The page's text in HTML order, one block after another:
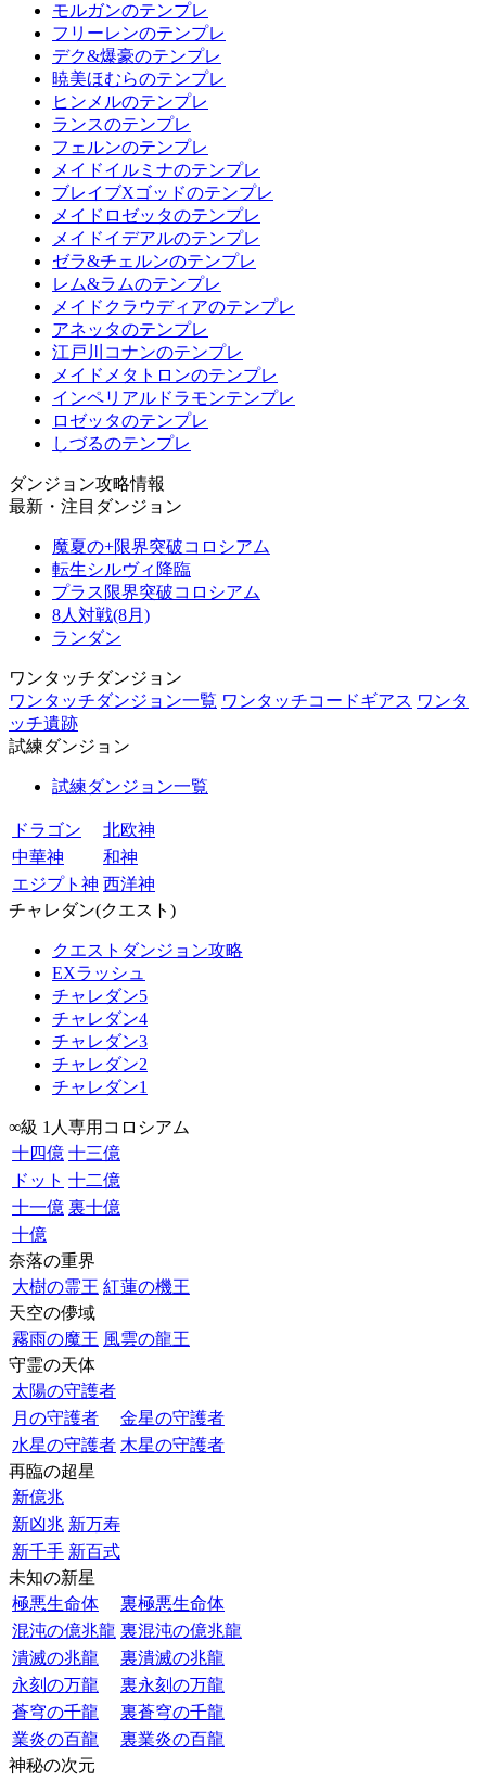
モルガンのテンプレ
フリーレンのテンプレ
デク&爆豪のテンプレ
暁美ほむらのテンプレ
ヒンメルのテンプレ
ランスのテンプレ
フェルンのテンプレ
メイドイルミナのテンプレ
ブレイブXゴッドのテンプレ
メイドロゼッタのテンプレ
メイドイデアルのテンプレ
ゼラ&チェルンのテンプレ
レム&ラムのテンプレ
メイドクラウディアのテンプレ
アネッタのテンプレ
江戸川コナンのテンプレ
メイドメタトロンのテンプレ
インペリアルドラモンテンプレ
ロゼッタのテンプレ
しづるのテンプレ
ダンジョン攻略情報
最新・注目ダンジョン
魔夏の+限界突破コロシアム
転生シルヴィ降臨
プラス限界突破コロシアム
8人対戦(8月)
ランダン
ワンタッチダンジョン
ワンタッチダンジョン一覧 ワンタッチコードギアス ワンタ
ッチ遺跡
試練ダンジョン
試練ダンジョン一覧
ドラゴン
北欧神
中華神
和神
エジプト神 西洋神
チャレダン(クエスト)
クエストダンジョン攻略
EXラッシュ
チャレダン5
チャレダン4
チャレダン3
チャレダン2
チャレダン1
∞級 1人専用コロシアム
十四億 十三億
ドット 十二億
十一億 裏十億
十億
奈落の重界
大樹の霊王 紅蓮の機王
天空の儚域
霧雨の魔王 風雲の龍王
守霊の天体
太陽の守護者
月の守護者
金星の守護者
水星の守護者 木星の守護者
再臨の超星
新億兆
新凶兆 新万寿
新千手 新百式
未知の新星
極悪生命体
裏極悪生命体
混沌の億兆龍 裏混沌の億兆龍
潰滅の兆龍
裏潰滅の兆龍
永刻の万龍
裏永刻の万龍
蒼穹の千龍
裏蒼穹の千龍
業炎の百龍
裏業炎の百龍
神秘の次元